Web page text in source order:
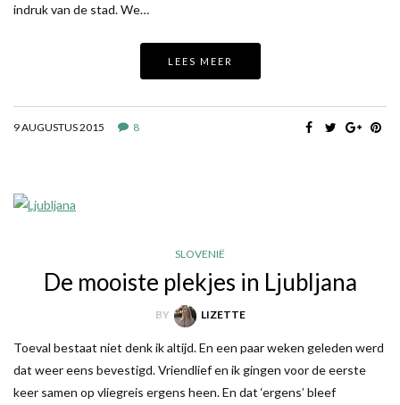
indruk van de stad. We…
LEES MEER
9 AUGUSTUS 2015 8
SLOVENIË
De mooiste plekjes in Ljubljana
BY LIZETTE
Toeval bestaat niet denk ik altijd. En een paar weken geleden werd
dat weer eens bevestigd. Vriendlief en ik gingen voor de eerste
keer samen op vliegreis ergens heen. En dat ‘ergens’ bleef